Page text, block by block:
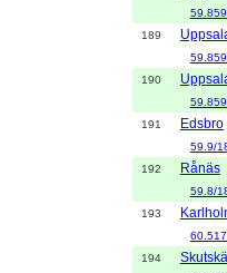
189
190
191
Edsbro
59.9/
192
Rånäs
59.8/
193
194